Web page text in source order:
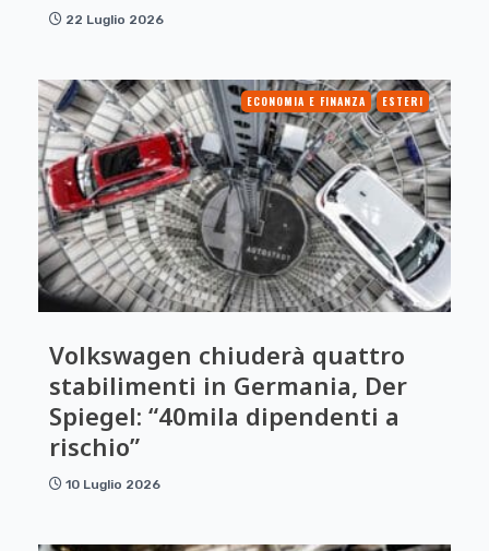
22 Luglio 2026
ECONOMIA E FINANZA ESTERI
Volkswagen chiuderà quattro
stabilimenti in Germania, Der
Spiegel: “40mila dipendenti a
rischio”
10 Luglio 2026